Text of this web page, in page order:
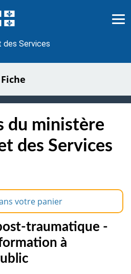
des Services
Fiche
du ministère
des Services
votre panier
traumatique -
à